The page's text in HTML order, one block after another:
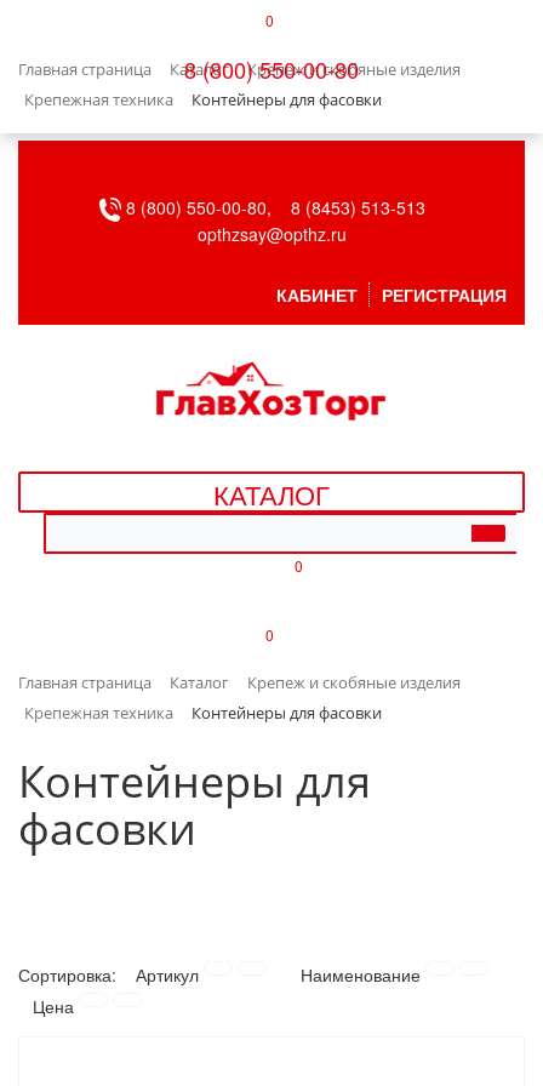
0
8 (800) 550-00-80
Главная страница Каталог
Крепеж и скобяные изделия
Крепежная техника
Контейнеры для фасовки
БЫТОВАЯ ТЕХНИКА
ВЕНТИЛЯЦИЯ
ДАЧА, САД И ОГОРОД
ДЕТСКИЕ ТОВАРЫ
ИНТЕРЬЕР
КЛИМАТИЧЕСКАЯ ТЕХНИКА
НАСОСНОЕ ОБОРУДОВАНИЕ
8 (800) 550-00-80,
8 (8453) 513-513
opthzsay@opthz.ru
КАБИНЕТ РЕГИСТРАЦИЯ
КАТАЛОГ
0
0
Главная страница Каталог
Крепеж и скобяные изделия
Крепежная техника
Контейнеры для фасовки
Контейнеры для
фасовки
Сортировка: Артикул
Наименование
Цена